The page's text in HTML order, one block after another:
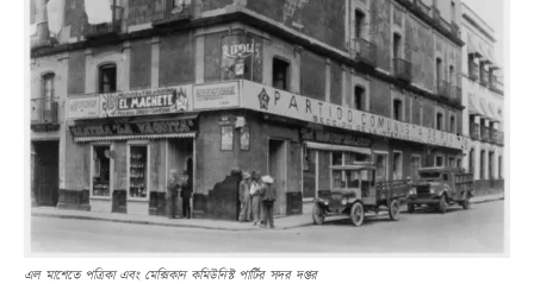
এল মাশেতে পত্রিকা এবং মেক্সিকান কমিউনিস্ট পার্টির সদর দপ্তর